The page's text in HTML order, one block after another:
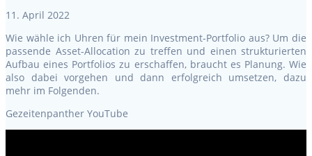
11. April 2022
Wie wähle ich Uhren für mein Investment-Portfolio aus? Um die
passende Asset-Allocation zu treffen und einen strukturierten
Aufbau eines Portfolios zu erschaffen, braucht es Planung. Wie
also dabei vorgehen und dann erfolgreich umsetzen, dazu
mehr im Folgenden.
Gezeitenpanther YouTube